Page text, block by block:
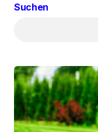
Suchen